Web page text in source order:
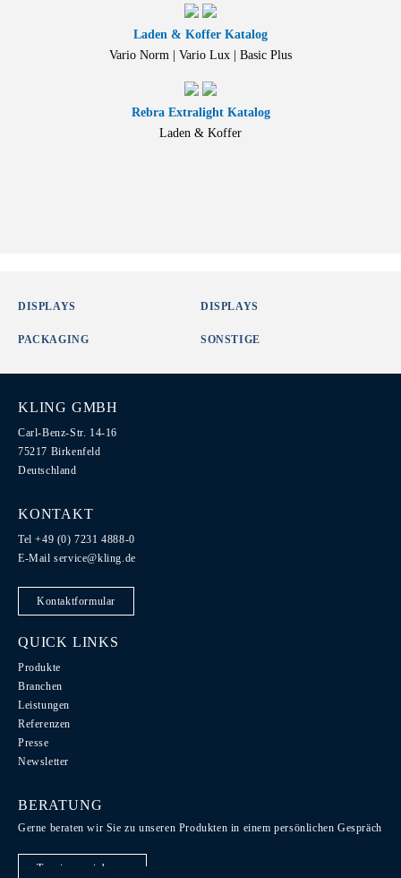
Laden & Koffer Katalog
Vario Norm | Vario Lux | Basic Plus
Rebra Extralight Katalog
Laden & Koffer
DISPLAYS DISPLAYS
PACKAGING SONSTIGE
KLING GMBH
Carl-Benz-Str. 14-16
75217 Birkenfeld
Deutschland
KONTAKT
Tel +49 (0) 7231 4888-0
E-Mailservice@kling.de
Kontaktformular
QUICK LINKS
Produkte
Branchen
Leistungen
Referenzen
Presse
Newsletter
BERATUNG
Gerne beraten wir Sie zu unseren Produkten in einem persönlichen Gespräch
Termin vereinbaren